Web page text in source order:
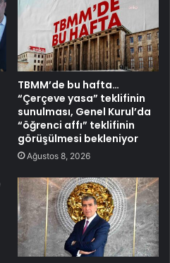
TBMM’de bu hafta…
“Çerçeve yasa” teklifinin
sunulması, Genel Kurul’da
“öğrenci affı” teklifinin
görüşülmesi bekleniyor
Ağustos 8, 2026